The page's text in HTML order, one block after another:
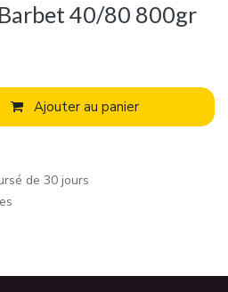
40/80 800gr
Ajouter au panier
de 30 jours